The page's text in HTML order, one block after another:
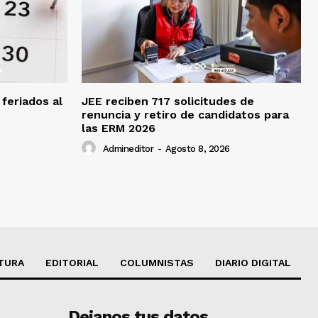
al
JEE reciben 717 solicitudes de
renuncia y retiro de candidatos para
las ERM 2026
Admineditor - Agosto 8, 2026
EDITORIAL COLUMNISTAS DIARIO DIGITAL